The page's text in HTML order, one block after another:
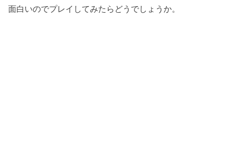
面白いのでプレイしてみたらどうでしょうか。